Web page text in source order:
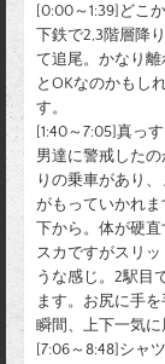
[0:00～1:39]どこ
下鉄で2,3階層降
て追尾。かなり
とOKなのかもし
す。
[1:40～7:05]真っ
男達に警戒した
りの乗車があり
がもっていかれ
下から。体が硬
スカですがスリ
うな感じ。2駅目
ます。お尻に手
瞬間、上下一気に
[7:06～8:48]シャ